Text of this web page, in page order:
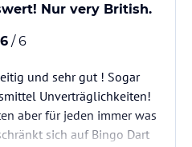
Nur very British.
6 / 6
und sehr gut ! Sogar
Unverträglichkeiten!
aber für jeden immer was
sich auf Bingo Dart